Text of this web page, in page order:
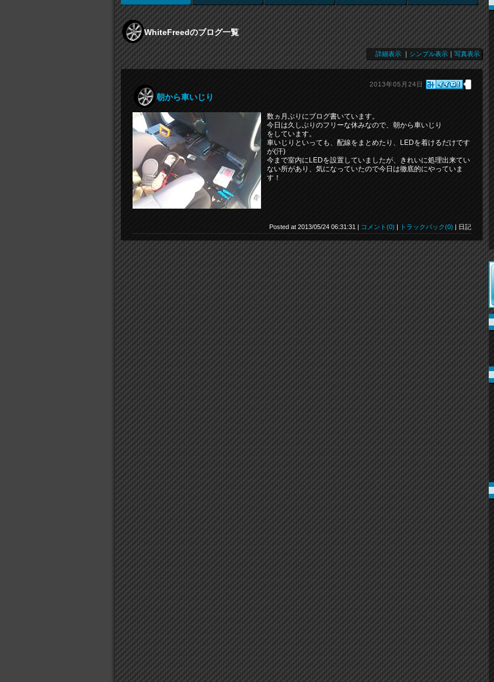
WhiteFreedのブログ一覧
詳細表示 ｜ シンプル表示 ｜ 写真表示
2013年05月24日
朝から車いじり
数ヵ月ぶりにブログ書いています。
今日は久しぶりのフリーな休みなので、朝から車いじり
をしています。
車いじりといっても、配線をまとめたり、LEDを着けるだけです
が(汗)
今まで室内にLEDを設置していましたが、きれいに処理出来てい
ない所があり、気になっていたので今日は徹底的にやっていま
す！
Posted at 2013/05/24 06:31:31 | コメント(0) | トラックバック(0) | 日記